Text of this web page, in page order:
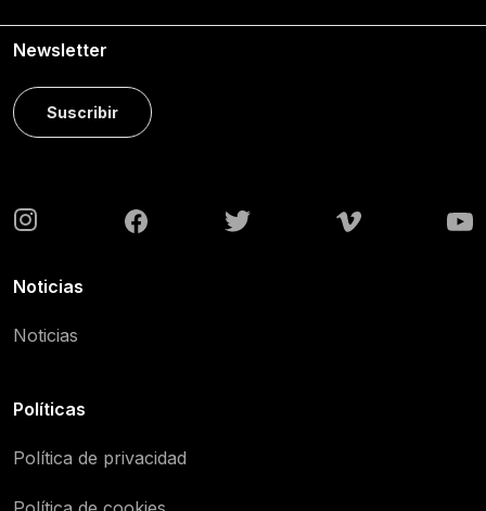
Newsletter
Suscribir
Noticias
Noticias
Políticas
Política de privacidad